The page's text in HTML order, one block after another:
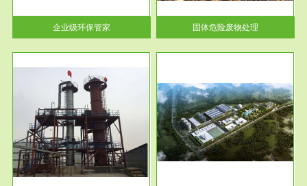
企业级环保管家
活动中...
固体危险废物处理
服务范围
市政固废处理
蔚蓝生态环境科技所从事的市政
废物处理业务包括市政废物的处